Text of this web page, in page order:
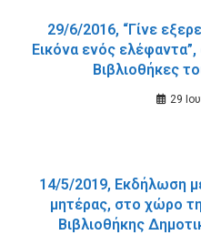
29/6/2016, “Γίνε
Εικόνα ενός
Βιβλιοθήκες
29
14/5/2019, Εκδήλωση
μητέρας, στο χώρο
Βιβλιοθήκης